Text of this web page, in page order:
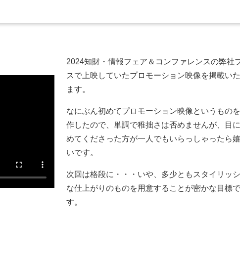
2024知財・情報フェア＆コンファレンスの弊社
スで上映していたプロモーション映像を掲載い
ます。
なにぶん初めてプロモーション映像というもの
作したので、単調で稚拙さは否めませんが、目
めてくださった方が一人でもいらっしゃったら
いです。
次回は格段に・・・いや、多少ともスタイリッシ
な仕上がりのものを用意することが密かな目標で
す。